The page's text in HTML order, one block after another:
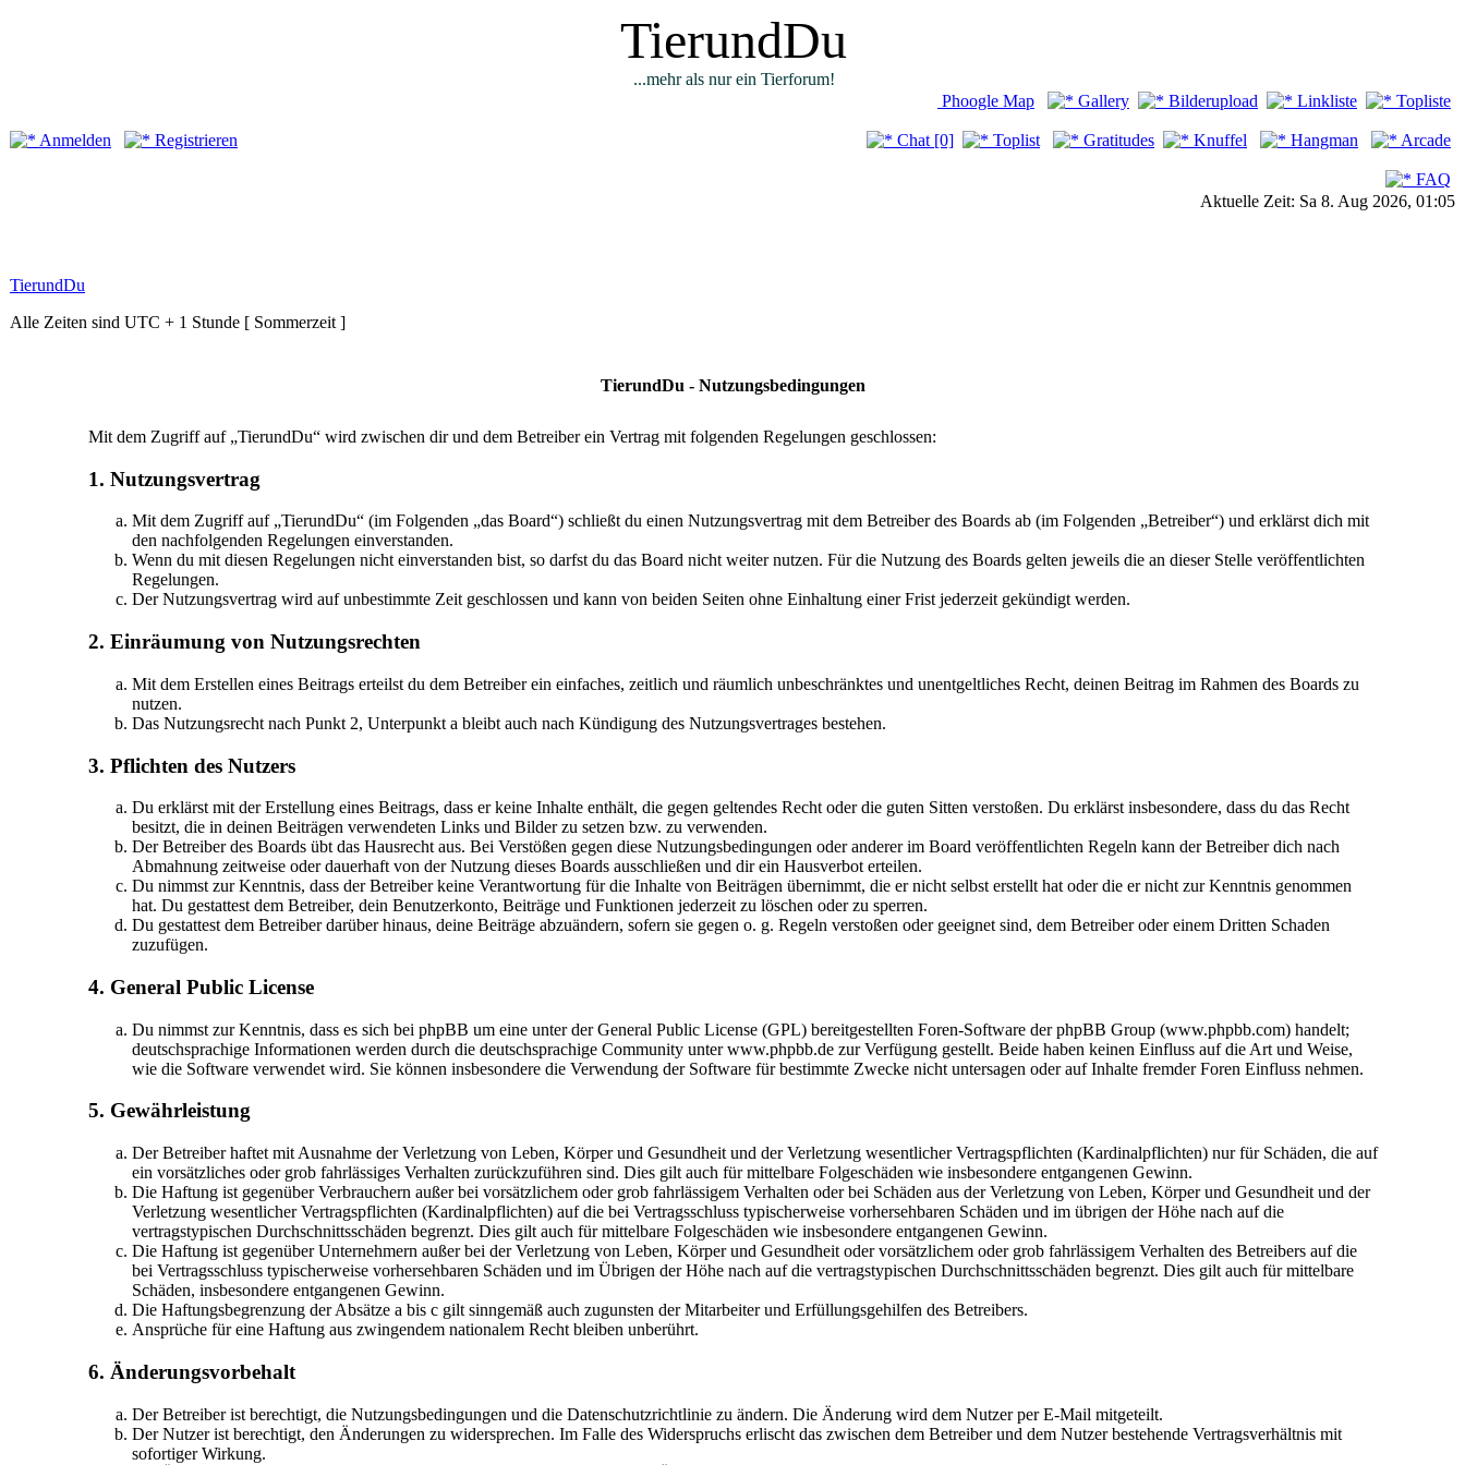
TierundDu
...mehr als nur ein Tierforum!
Anmelden Registrieren
Phoogle Map Gallery Bilderupload Linkliste Topliste
Chat [0] Toplist Gratitudes Knuffel Hangman Arcade
FAQ
Aktuelle Zeit: Sa 8. Aug 2026, 01:05
TierundDu
Alle Zeiten sind UTC + 1 Stunde [ Sommerzeit ]
TierundDu - Nutzungsbedingungen
Mit dem Zugriff auf „TierundDu“ wird zwischen dir und dem Betreiber ein Vertrag mit folgenden Regelungen geschlossen:
1. Nutzungsvertrag
Mit dem Zugriff auf „TierundDu“ (im Folgenden „das Board“) schließt du einen Nutzungsvertrag mit dem Betreiber des Boards ab (im Folgenden „Betreiber“) und erklärst dich mit
den nachfolgenden Regelungen einverstanden.
Wenn du mit diesen Regelungen nicht einverstanden bist, so darfst du das Board nicht weiter nutzen. Für die Nutzung des Boards gelten jeweils die an dieser Stelle veröffentlichten
Regelungen.
Der Nutzungsvertrag wird auf unbestimmte Zeit geschlossen und kann von beiden Seiten ohne Einhaltung einer Frist jederzeit gekündigt werden.
2. Einräumung von Nutzungsrechten
Mit dem Erstellen eines Beitrags erteilst du dem Betreiber ein einfaches, zeitlich und räumlich unbeschränktes und unentgeltliches Recht, deinen Beitrag im Rahmen des Boards zu
nutzen.
Das Nutzungsrecht nach Punkt 2, Unterpunkt a bleibt auch nach Kündigung des Nutzungsvertrages bestehen.
3. Pflichten des Nutzers
Du erklärst mit der Erstellung eines Beitrags, dass er keine Inhalte enthält, die gegen geltendes Recht oder die guten Sitten verstoßen. Du erklärst insbesondere, dass du das Recht
besitzt, die in deinen Beiträgen verwendeten Links und Bilder zu setzen bzw. zu verwenden.
Der Betreiber des Boards übt das Hausrecht aus. Bei Verstößen gegen diese Nutzungsbedingungen oder anderer im Board veröffentlichten Regeln kann der Betreiber dich nach
Abmahnung zeitweise oder dauerhaft von der Nutzung dieses Boards ausschließen und dir ein Hausverbot erteilen.
Du nimmst zur Kenntnis, dass der Betreiber keine Verantwortung für die Inhalte von Beiträgen übernimmt, die er nicht selbst erstellt hat oder die er nicht zur Kenntnis genommen
hat. Du gestattest dem Betreiber, dein Benutzerkonto, Beiträge und Funktionen jederzeit zu löschen oder zu sperren.
Du gestattest dem Betreiber darüber hinaus, deine Beiträge abzuändern, sofern sie gegen o. g. Regeln verstoßen oder geeignet sind, dem Betreiber oder einem Dritten Schaden
zuzufügen.
4. General Public License
Du nimmst zur Kenntnis, dass es sich bei phpBB um eine unter der General Public License (GPL) bereitgestellten Foren-Software der phpBB Group (www.phpbb.com) handelt;
deutschsprachige Informationen werden durch die deutschsprachige Community unter www.phpbb.de zur Verfügung gestellt. Beide haben keinen Einfluss auf die Art und Weise,
wie die Software verwendet wird. Sie können insbesondere die Verwendung der Software für bestimmte Zwecke nicht untersagen oder auf Inhalte fremder Foren Einfluss nehmen.
5. Gewährleistung
Der Betreiber haftet mit Ausnahme der Verletzung von Leben, Körper und Gesundheit und der Verletzung wesentlicher Vertragspflichten (Kardinalpflichten) nur für Schäden, die auf
ein vorsätzliches oder grob fahrlässiges Verhalten zurückzuführen sind. Dies gilt auch für mittelbare Folgeschäden wie insbesondere entgangenen Gewinn.
Die Haftung ist gegenüber Verbrauchern außer bei vorsätzlichem oder grob fahrlässigem Verhalten oder bei Schäden aus der Verletzung von Leben, Körper und Gesundheit und der
Verletzung wesentlicher Vertragspflichten (Kardinalpflichten) auf die bei Vertragsschluss typischerweise vorhersehbaren Schäden und im übrigen der Höhe nach auf die
vertragstypischen Durchschnittsschäden begrenzt. Dies gilt auch für mittelbare Folgeschäden wie insbesondere entgangenen Gewinn.
Die Haftung ist gegenüber Unternehmern außer bei der Verletzung von Leben, Körper und Gesundheit oder vorsätzlichem oder grob fahrlässigem Verhalten des Betreibers auf die
bei Vertragsschluss typischerweise vorhersehbaren Schäden und im Übrigen der Höhe nach auf die vertragstypischen Durchschnittsschäden begrenzt. Dies gilt auch für mittelbare
Schäden, insbesondere entgangenen Gewinn.
Die Haftungsbegrenzung der Absätze a bis c gilt sinngemäß auch zugunsten der Mitarbeiter und Erfüllungsgehilfen des Betreibers.
Ansprüche für eine Haftung aus zwingendem nationalem Recht bleiben unberührt.
6. Änderungsvorbehalt
Der Betreiber ist berechtigt, die Nutzungsbedingungen und die Datenschutzrichtlinie zu ändern. Die Änderung wird dem Nutzer per E-Mail mitgeteilt.
Der Nutzer ist berechtigt, den Änderungen zu widersprechen. Im Falle des Widerspruchs erlischt das zwischen dem Betreiber und dem Nutzer bestehende Vertragsverhältnis mit
sofortiger Wirkung.